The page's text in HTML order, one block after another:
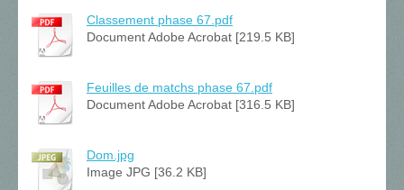
Classement phase 67.pdf
Document Adobe Acrobat [219.5 KB]
Feuilles de matchs phase 67.pdf
Document Adobe Acrobat [316.5 KB]
Dom.jpg
Image JPG [36.2 KB]